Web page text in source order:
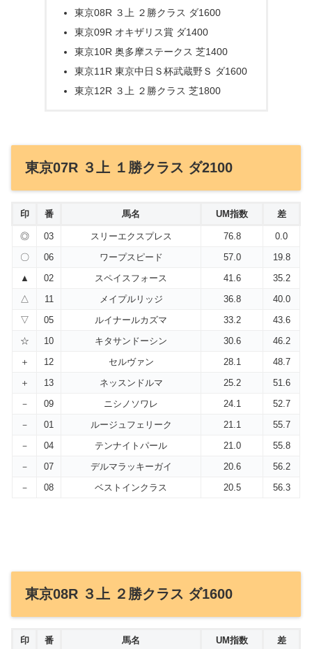
東京08R ３上 ２勝クラス ダ1600
東京09R オキザリス賞 ダ1400
東京10R 奥多摩ステークス 芝1400
東京11R 東京中日Ｓ杯武蔵野Ｓ ダ1600
東京12R ３上 ２勝クラス 芝1800
東京07R ３上 １勝クラス ダ2100
印 番 馬名 UM指数 差
◎ 03 スリーエクスプレス 76.8
0.0
〇
06 ワープスピード 57.0
19.8
▲
02 スペイスフォース 41.6
35.2
△
11 メイプルリッジ 36.8
40.0
▽
05 ルイナールカズマ 33.2
43.6
☆
10 キタサンドーシン 30.6
46.2
＋
12 セルヴァン 28.1
48.7
＋
13 ネッスンドルマ 25.2
51.6
－
09 ニシノソワレ 24.1
52.7
－
01 ルージュフェリーク 21.1
55.7
－
04 テンナイトパール 21.0
55.8
－
07 デルマラッキーガイ 20.6
56.2
－
08 ベストインクラス 20.5 56.3
東京08R ３上 ２勝クラス ダ1600
印 番 馬名 UM指数 差